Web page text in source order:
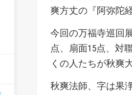
爽方丈の『阿弥陀
今回の万福寺巡回
点、扇面15点、対
くの人たちが秋爽
秋爽法師、字は果